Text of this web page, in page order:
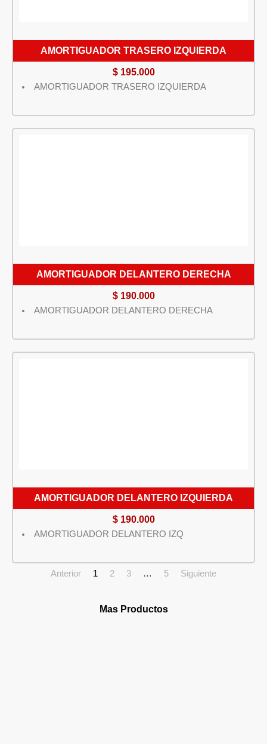
AMORTIGUADOR TRASERO IZQUIERDA
$195.000
AMORTIGUADOR TRASERO IZQUIERDA
AMORTIGUADOR DELANTERO DERECHA
$190.000
AMORTIGUADOR DELANTERO DERECHA
AMORTIGUADOR DELANTERO IZQUIERDA
$190.000
AMORTIGUADOR DELANTERO IZQ
Anterior 1 2 3 … 5 Siguiente
Mas Productos